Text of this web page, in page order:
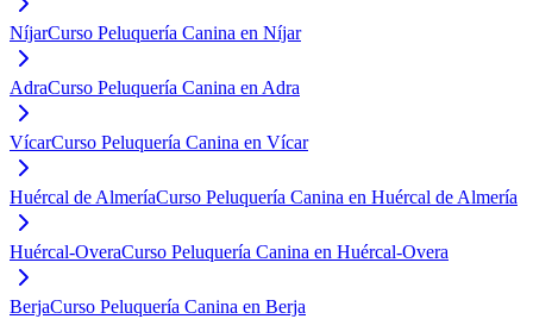
NíjarCurso Peluquería Canina en Níjar
AdraCurso Peluquería Canina en Adra
VícarCurso Peluquería Canina en Vícar
Huércal de AlmeríaCurso Peluquería Canina en Huércal de Almería
Huércal-OveraCurso Peluquería Canina en Huércal-Overa
BerjaCurso Peluquería Canina en Berja